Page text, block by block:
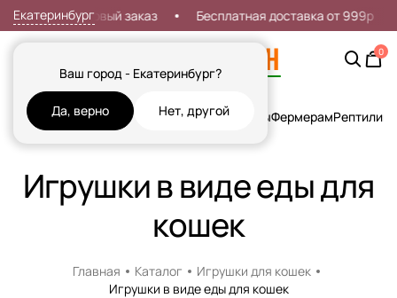
Екатеринбург
Ваш город - Екатеринбург?
Да, верно Нет, другой
7% на первый заказ Бесплатная доставка от 999р
0
Кошки СобакиРыбы Грызуны и Хорьки ПтицыФермерамРептилии
Игрушки в виде еды для
кошек
Главная Каталог
Игрушки для кошек
Игрушки в виде еды для кошек